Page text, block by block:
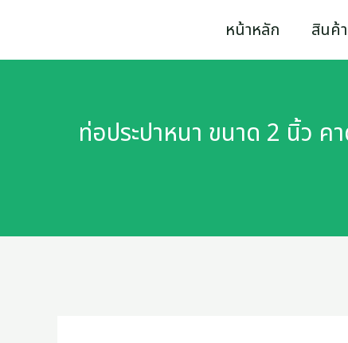
to
หน้าหลัก สินค้า
ท่อประปาหนา ขนาด 2 นิ้ว